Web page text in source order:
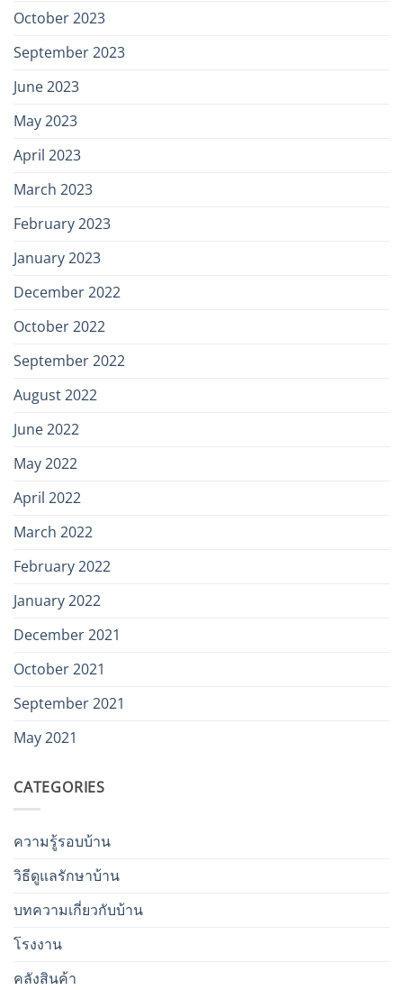
October 2023
September 2023
June 2023
May 2023
April 2023
March 2023
February 2023
January 2023
December 2022
October 2022
September 2022
August 2022
June 2022
May 2022
April 2022
March 2022
February 2022
January 2022
December 2021
October 2021
September 2021
May 2021
CATEGORIES
ความรู้รอบบ้าน
วิธีดูแลรักษาบ้าน
บทความเกี่ยวกับบ้าน
โรงงาน
คลังสินค้า